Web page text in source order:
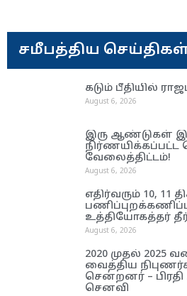
சமீபத்திய
கடும் பீதியில்
August 6, 2026
இரு ஆண்டுகள்
நிர்ணயிக்கப்பட்ட
வேலைத்திட்டம்!
August 6, 2026
எதிர்வரும் 10, 11
உத்தியோகத்தர்
August 6, 2026
2020 முதல் 2025
வைத்திய
சென்றனர் –
செனவி